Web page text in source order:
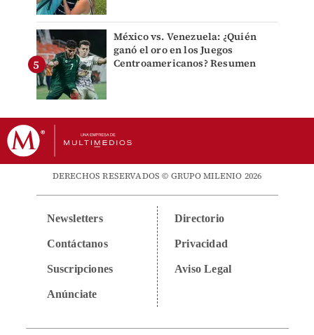
México vs. Venezuela: ¿Quién
ganó el oro en los Juegos
Centroamericanos? Resumen
DERECHOS RESERVADOS © GRUPO MILENIO 2026
Newsletters
Contáctanos
Suscripciones
Anúnciate
Directorio
Privacidad
Aviso Legal